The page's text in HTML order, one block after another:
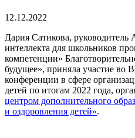
12.12.2022
Дария Сатикова, руководитель
интеллекта для школьников
компетенции»
будущее», приняла участие во
конференции в сфере
детей по итогам 2022 года,
центром дополнительного
и оздоровления детей».